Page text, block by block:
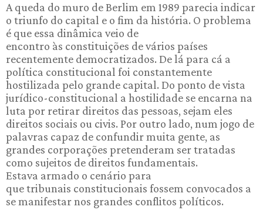
A queda do muro de Berlim em 1989 parecia indicar
o triunfo do capital e o fim da história. O problema
é que essa dinâmica veio de
encontro às constituições de vários países
recentemente democratizados. De lá para cá a
política constitucional foi constantemente
hostilizada pelo grande capital. Do ponto de vista
jurídico-constitucional a hostilidade se encarna na
luta por retirar direitos das pessoas, sejam eles
direitos sociais ou civis. Por outro lado, num jogo de
palavras capaz de confundir muita gente, as
grandes corporações pretenderam ser tratadas
como sujeitos de direitos fundamentais.
Estava armado o cenário para
que tribunais constitucionais fossem convocados a
se manifestar nos grandes conflitos políticos.